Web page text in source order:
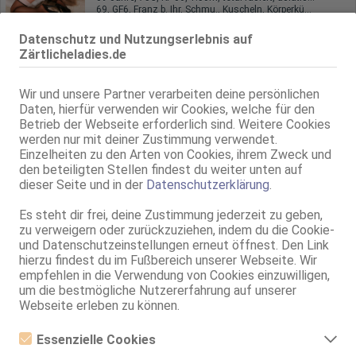
Datenschutz und Nutzungserlebnis auf
Zärtlicheladies.de
Wir und unsere Partner verarbeiten deine persönlichen
Daten, hierfür verwenden wir Cookies, welche für den
Betrieb der Webseite erforderlich sind. Weitere Cookies
werden nur mit deiner Zustimmung verwendet.
Einzelheiten zu den Arten von Cookies, ihrem Zweck und
den beteiligten Stellen findest du weiter unten auf
dieser Seite und in der Datenschutzerklärung
Es steht dir frei, deine Zustimmung jederzeit zu geben,
zu verweigern oder zurückzuziehen, indem du die Cookie-
und Datenschutzeinstellungen erneut öffnest. Den Link
hierzu findest du im Fußbereich unserer Webseite. Wir
empfehlen in die Verwendung von Cookies einzuwilligen,
um die bestmögliche Nutzererfahrung auf unserer
Webseite erleben zu können.
Essenzielle Cookies
69, GF6, Franz b. Ihr, Schmu., Kuscheln, Körperküs., DSa, DSp
Münster
Linda
ZK, 69, GF6, Franz b. Ihr, BV, Schmu., Kuscheln, Körperküs.
Münster
15.7km, Feldstiege 36
Kaja
Anna's Team